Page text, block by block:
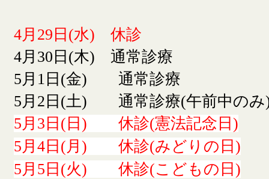
4月29日(水) 休診
4月30日(木) 通常診療
5月1日(金) 通常診療
5月2日(土) 通常診療(午前中のみ
5月3日(日) 休診(憲法記念日)
5月4日(月) 休診(みどりの日)
5月5日(火) 休診(こどもの日)